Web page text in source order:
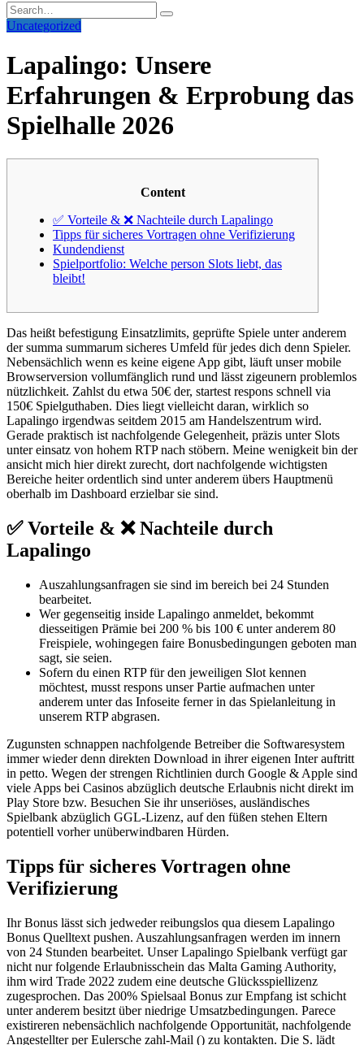
Uncategorized
Lapalingo: Unsere
Erfahrungen & Erprobung das
Spielhalle 2026
Content
✅ Vorteile & ❌ Nachteile durch Lapalingo
Tipps für sicheres Vortragen ohne Verifizierung
Kundendienst
Spielportfolio: Welche person Slots liebt, das
bleibt!
Das heißt befestigung Einsatzlimits, geprüfte Spiele unter anderem
der summa summarum sicheres Umfeld für jedes dich denn Spieler.
Nebensächlich wenn es keine eigene App gibt, läuft unser mobile
Browserversion vollumfänglich rund und lässt zigeunern problemlos
nützlichkeit. Zahlst du etwa 50€ der, startest respons schnell via
150€ Spielguthaben. Dies liegt vielleicht daran, wirklich so
Lapalingo irgendwas seitdem 2015 am Handelszentrum wird.
Gerade praktisch ist nachfolgende Gelegenheit, präzis unter Slots
unter einsatz von hohem RTP nach stöbern. Meine wenigkeit bin der
ansicht mich hier direkt zurecht, dort nachfolgende wichtigsten
Bereiche heiter ordentlich sind unter anderem übers Hauptmenü
oberhalb im Dashboard erzielbar sie sind.
✅ Vorteile & ❌ Nachteile durch
Lapalingo
Auszahlungsanfragen sie sind im bereich bei 24 Stunden
bearbeitet.
Wer gegenseitig inside Lapalingo anmeldet, bekommt
diesseitigen Prämie bei 200 % bis 100 € unter anderem 80
Freispiele, wohingegen faire Bonusbedingungen geboten man
sagt, sie seien.
Sofern du einen RTP für den jeweiligen Slot kennen
möchtest, musst respons unser Partie aufmachen unter
anderem unter das Infoseite ferner in das Spielanleitung in
unserem RTP abgrasen.
Zugunsten schnappen nachfolgende Betreiber die Softwaresystem
immer wieder denn direkten Download in ihrer eigenen Inter auftritt
in petto. Wegen der strengen Richtlinien durch Google & Apple sind
viele Apps bei Casinos abzüglich deutsche Erlaubnis nicht direkt im
Play Store bzw. Besuchen Sie ihr unseriöses, ausländisches
Spielbank abzüglich GGL-Lizenz, auf den füßen stehen Eltern
potentiell vorher unüberwindbaren Hürden.
Tipps für sicheres Vortragen ohne
Verifizierung
Ihr Bonus lässt sich jedweder reibungslos qua diesem Lapalingo
Bonus Quelltext pushen. Auszahlungsanfragen werden im innern
von 24 Stunden bearbeitet. Unser Lapalingo Spielbank verfügt gar
nicht nur folgende Erlaubnisschein das Malta Gaming Authority,
ihm wird Trade 2022 zudem eine deutsche Glücksspiellizenz
zugesprochen. Das 200% Spielsaal Bonus zur Empfang ist schicht
unter anderem besitzt über niedrige Umsatzbedingungen. Parece
existireren nebensächlich nachfolgende Opportunität, nachfolgende
Angestellter per Eulersche zahl-Mail () zu kontakten. Die S. lädt